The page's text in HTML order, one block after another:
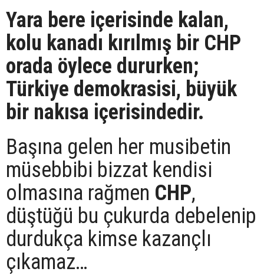
Yara bere içerisinde kalan,
kolu kanadı kırılmış bir CHP
orada öylece dururken;
Türkiye demokrasisi, büyük
bir nakısa içerisindedir.
Başına gelen her musibetin
müsebbibi bizzat kendisi
olmasına rağmen CHP,
düştüğü bu çukurda debelenip
durdukça kimse kazançlı
çıkamaz…